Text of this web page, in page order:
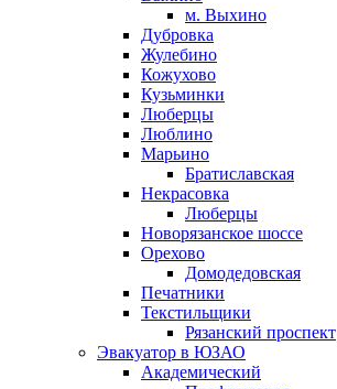
м. Выхино
Дубровка
Жулебино
Кожухово
Кузьминки
Люберцы
Люблино
Марьино
Братиславская
Некрасовка
Люберцы
Новорязанское шоссе
Орехово
Домодедовская
Печатники
Текстильщики
Рязанский проспект
Эвакуатор в ЮЗАО
Академический